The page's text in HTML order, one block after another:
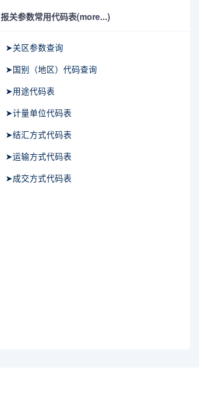
报关参数常用代码表(more...)
➤关区参数查询
➤国别（地区）代码查询
➤用途代码表
➤计量单位代码表
➤结汇方式代码表
➤运输方式代码表
➤成交方式代码表